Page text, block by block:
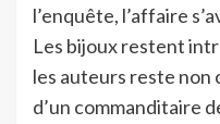
l’enquête, l’affaire
Les bijoux restent
les auteurs reste non
d’un commanditaire